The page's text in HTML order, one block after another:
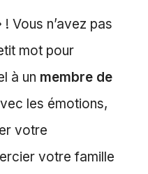
Vous n’avez pas
mot pour
à un membre de
les émotions,
votre
votre famille